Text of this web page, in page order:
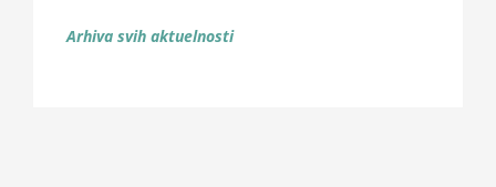
Arhiva svih aktuelnosti